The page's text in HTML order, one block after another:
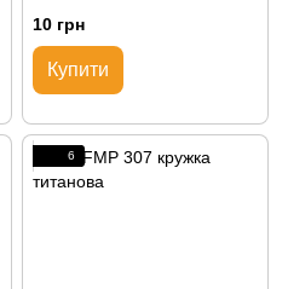
10 грн
Купити
6